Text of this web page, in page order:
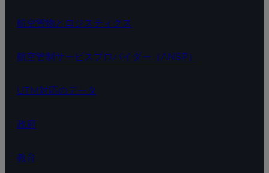
航空貨物とロジスティクス
航空管制サービスプロバイダー（ANSP）
UTM対応のデータ
政府
教育